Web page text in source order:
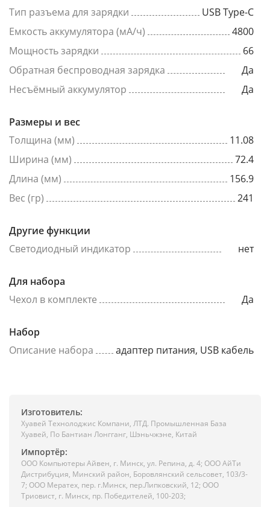
Тип разъема для зарядки
USB Type-C
Емкость аккумулятора (мА/ч)
4800
Мощность зарядки
66
Обратная беспроводная зарядка
Да
Несъёмный аккумулятор
Да
Размеры и вес
Толщина (мм)
11.08
Ширина (мм)
72.4
Длина (мм)
156.9
Вес (гр)
241
Другие функции
Светодиодный индикатор
нет
Для набора
Чехол в комплекте
Да
Набор
Описание набора
адаптер питания, USB кабель
Изготовитель:
Хуавей Технолоджис Компани, ЛТД. Промышленная База
Хуавей, По Бантиан Лонгганг, Шэньчжэне, Китай
Импортёр:
ООО Компьютеры Айвен, г. Минск, ул. Репина, д. 4; ООО АйТи
Дистрибуция, Минский район, Боровлянский сельсовет, 103/3-
7; ООО Мератех, пер. г.Минск, пер.Липковский, 12; ООО
Триовист, г. Минск, пр. Победителей, 100-203;